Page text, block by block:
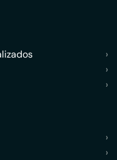
›
›
›
›
›